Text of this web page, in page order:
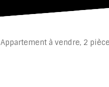
Appartement à vendre, 2